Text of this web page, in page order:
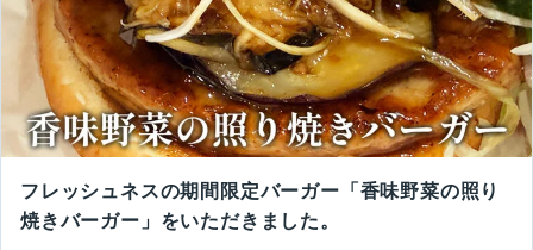
フレッシュネスの期間限定バーガー「香味野菜の照り
焼きバーガー」をいただきました。